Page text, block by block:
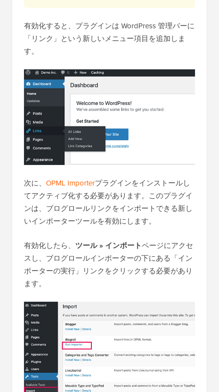
有効化すると、プラグインは WordPress 管理バーに
「リンク」という新しいメニュー項目を追加しま
す。
次に、 OPML Importerプラグインをインストールし
てアクティブ化する必要があります。このプラグイ
ンは、ブログロールリンクをインポートできる新し
いインポーターツールを有効にします。
有効化したら、 ツール » インポートページにアクセ
スし、ブログロールインポーターの下にある「イン
ポーターの実行」リンクをクリックする必要があり
ます。